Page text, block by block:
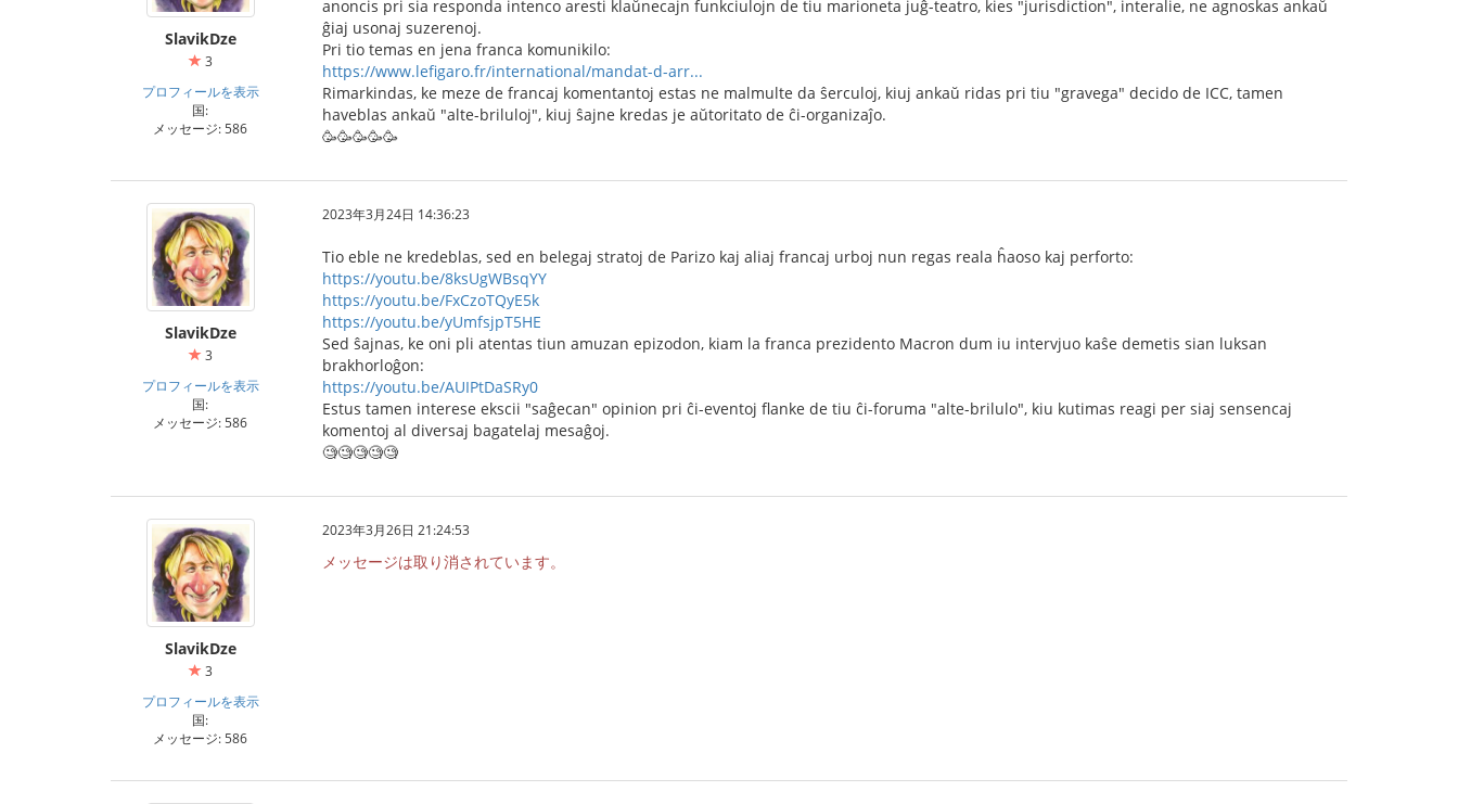
SlavikDze
3
プロフィールを表示
国:
メッセージ: 586
anoncis pri sia responda intenco aresti klaŭnecajn funkciulojn de tiu marioneta juĝ-teatro, kies "jurisdiction", interalie, ne agnoskas ankaŭ
ĝiaj usonaj suzerenoj.
Pri tio temas en jena franca komunikilo:
https://www.lefigaro.fr/international/mandat-d-arr...
Rimarkindas, ke meze de francaj komentantoj estas ne malmulte da ŝerculoj, kiuj ankaŭ ridas pri tiu "gravega" decido de ICC, tamen
haveblas ankaŭ "alte-briluloj", kiuj ŝajne kredas je aŭtoritato de ĉi-organizaĵo.
🥳🥳🥳🥳🥳
SlavikDze
3
プロフィールを表示
国:
メッセージ: 586
2023年3月24日 14:36:23
Tio eble ne kredeblas, sed en belegaj stratoj de Parizo kaj aliaj francaj urboj nun regas reala ĥaoso kaj perforto:
https://youtu.be/8ksUgWBsqYY
https://youtu.be/FxCzoTQyE5k
https://youtu.be/yUmfsjpT5HE
Sed ŝajnas, ke oni pli atentas tiun amuzan epizodon, kiam la franca prezidento Macron dum iu intervjuo kaŝe demetis sian luksan
brakhorloĝon:
https://youtu.be/AUIPtDaSRy0
Estus tamen interese ekscii "saĝecan" opinion pri ĉi-eventoj flanke de tiu ĉi-foruma "alte-brilulo", kiu kutimas reagi per siaj sensencaj
komentoj al diversaj bagatelaj mesaĝoj.
🧐🧐🧐🧐🧐
SlavikDze
3
プロフィールを表示
国:
メッセージ: 586
2023年3月26日 21:24:53
メッセージは取り消されています。